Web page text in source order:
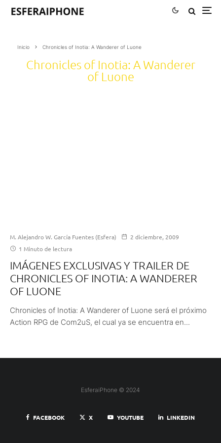
Inicio Chronicles of Inotia: A Wanderer of Luone
Chronicles of Inotia: A Wanderer
of Luone
M. Alejandro W. García Fuentes (Esfera)
2 diciembre, 2009
1 Minuto de lectura
IMÁGENES EXCLUSIVAS Y TRAILER DE
CHRONICLES OF INOTIA: A WANDERER
OF LUONE
Chronicles of Inotia: A Wanderer of Luone será el próximo
Action RPG de Com2uS, el cual ya se encuentra en...
EsferaiPhone © 2024
FACEBOOK X YOUTUBE LINKEDIN